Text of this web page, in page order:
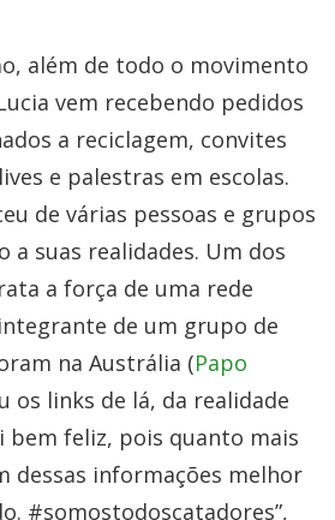
além de todo o movimento
vem recebendo pedidos
a reciclagem, convites
e palestras em escolas.
de várias pessoas e grupos
a suas realidades. Um dos
a força de uma rede
de um grupo de
na Austrália (Papo
os links de lá, da realidade
bem feliz, pois quanto mais
dessas informações melhor
#somostodoscatadores”,